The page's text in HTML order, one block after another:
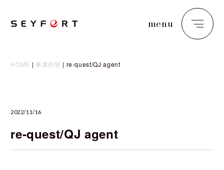
menu
HOME | 事業内容 | re-quest/QJ agent
2022/11/16
re-quest/QJ agent